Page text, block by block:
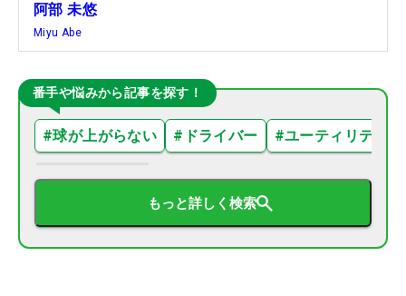
阿部 未悠
Miyu Abe
番手や悩みから記事を探す！
#球が上がらない # ドライバー #ユーティリティ
もっと詳しく検索